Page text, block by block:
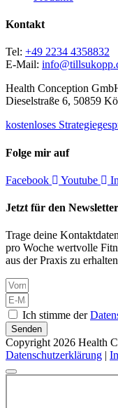
Kontakt
Tel: +49 2234 4358832
E-Mail:
Health Conception
Dieselstraße 6, 50859
kostenloses
Folge mir auf
Facebook Youtube
Jetzt für den
Trage deine
pro Woche wertvolle
aus der Praxis zu
Ich stimme der
Senden
Copyright 2026 Health
Datenschutzerklärung